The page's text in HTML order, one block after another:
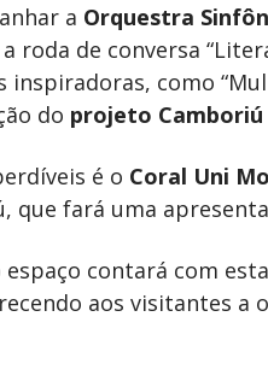
a Orquestra
a roda de conversa
inspiradoras, como
do projeto Camboriú
é o Coral Uni
que fará uma
espaço contará com
aos visitantes